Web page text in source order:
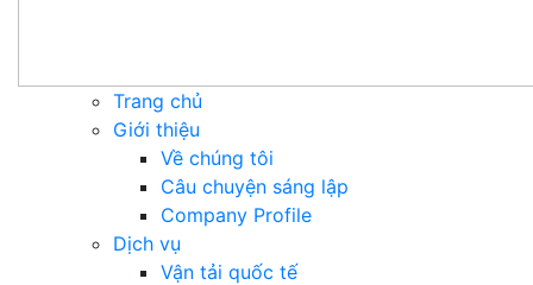
Trang chủ
Giới thiệu
Về chúng tôi
Câu chuyện sáng lập
Company Profile
Dịch vụ
Vận tải quốc tế